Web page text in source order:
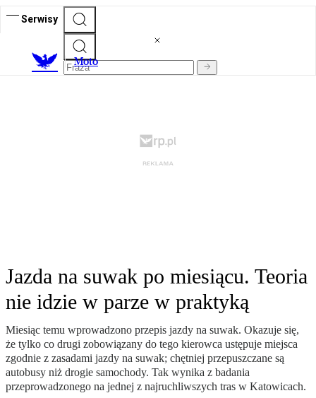
Serwisy
Moto
Jazda na suwak po miesiącu. Teoria
nie idzie w parze w praktyką
Miesiąc temu wprowadzono przepis jazdy na suwak. Okazuje się,
że tylko co drugi zobowiązany do tego kierowca ustępuje miejsca
zgodnie z zasadami jazdy na suwak; chętniej przepuszczane są
autobusy niż drogie samochody. Tak wynika z badania
przeprowadzonego na jednej z najruchliwszych tras w Katowicach.